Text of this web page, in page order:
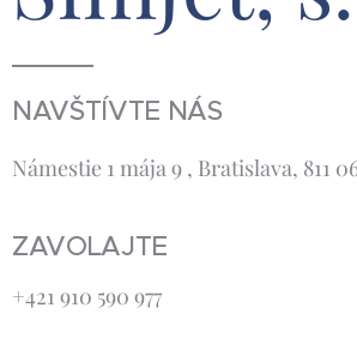
NAVŠTÍVTE NÁS
Námestie 1 mája 9 , Bratislava, 811
ZAVOLAJTE
+421 910 590 977